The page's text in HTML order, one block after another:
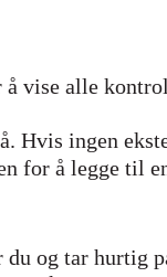
vise alle
Hvis ingen
for å legge til
du og tar hurtig